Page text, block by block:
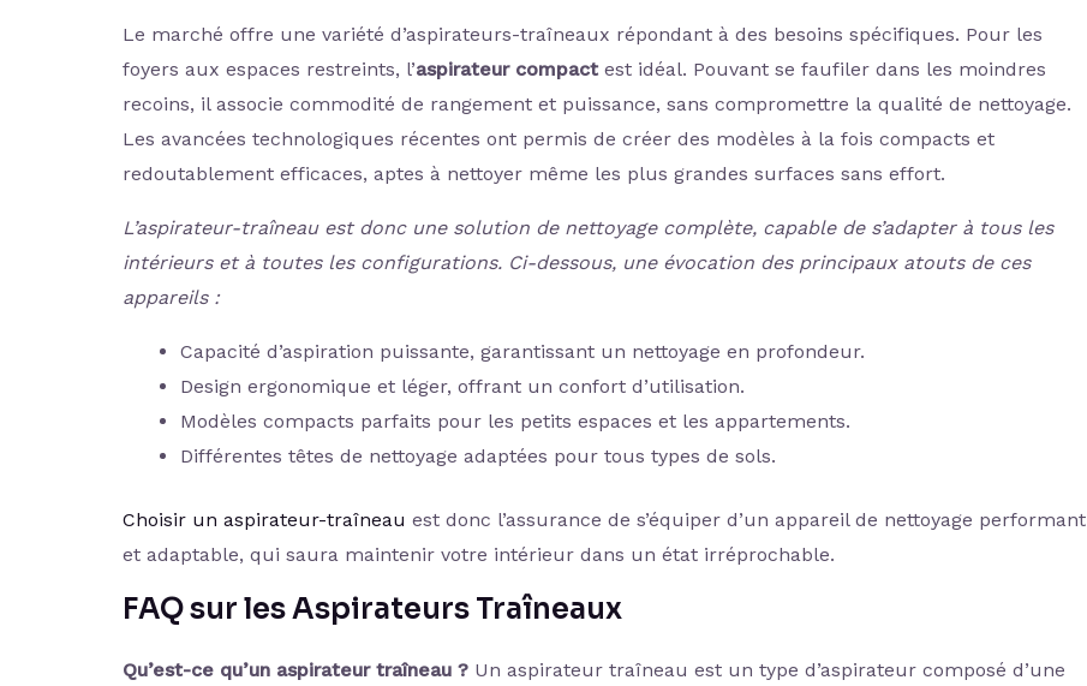
Le marché offre une variété d’aspirateurs-traîneaux répondant à des besoins spécifiques. Pour les
foyers aux espaces restreints, l’aspirateur compactest idéal. Pouvant se faufiler dans les moindres
recoins, il associe commodité de rangement et puissance, sans compromettre la qualité de nettoyage.
Les avancées technologiques récentes ont permis de créer des modèles à la fois compacts et
redoutablement efficaces, aptes à nettoyer même les plus grandes surfaces sans effort.
L’aspirateur-traîneau est donc une solution de nettoyage complète, capable de s’adapter à tous les
intérieurs et à toutes les configurations. Ci-dessous, une évocation des principaux atouts de ces
appareils :
Capacité d’aspiration puissante, garantissant un nettoyage en profondeur.
Design ergonomique et léger, offrant un confort d’utilisation.
Modèles compacts parfaits pour les petits espaces et les appartements.
Différentes têtes de nettoyage adaptées pour tous types de sols.
Choisir un aspirateur-traîneau est donc l’assurance de s’équiper d’un appareil de nettoyage performant
et adaptable, qui saura maintenir votre intérieur dans un état irréprochable.
FAQ sur les Aspirateurs Traîneaux
Qu’est-ce qu’un aspirateur traîneau ? Un aspirateur traîneau est un type d’aspirateur composé d’une